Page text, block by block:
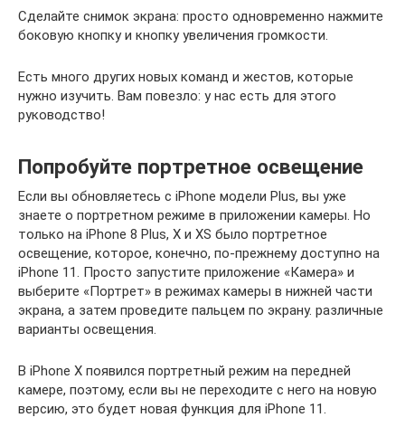
Сделайте снимок экрана: просто одновременно нажмите
боковую кнопку и кнопку увеличения громкости.
Есть много других новых команд и жестов, которые
нужно изучить. Вам повезло: у нас есть для этого
руководство!
Попробуйте портретное освещение
Если вы обновляетесь с iPhone модели Plus, вы уже
знаете о портретном режиме в приложении камеры. Но
только на iPhone 8 Plus, X и XS было портретное
освещение, которое, конечно, по-прежнему доступно на
iPhone 11. Просто запустите приложение «Камера» и
выберите «Портрет» в режимах камеры в нижней части
экрана, а затем проведите пальцем по экрану. различные
варианты освещения.
В iPhone X появился портретный режим на передней
камере, поэтому, если вы не переходите с него на новую
версию, это будет новая функция для iPhone 11.